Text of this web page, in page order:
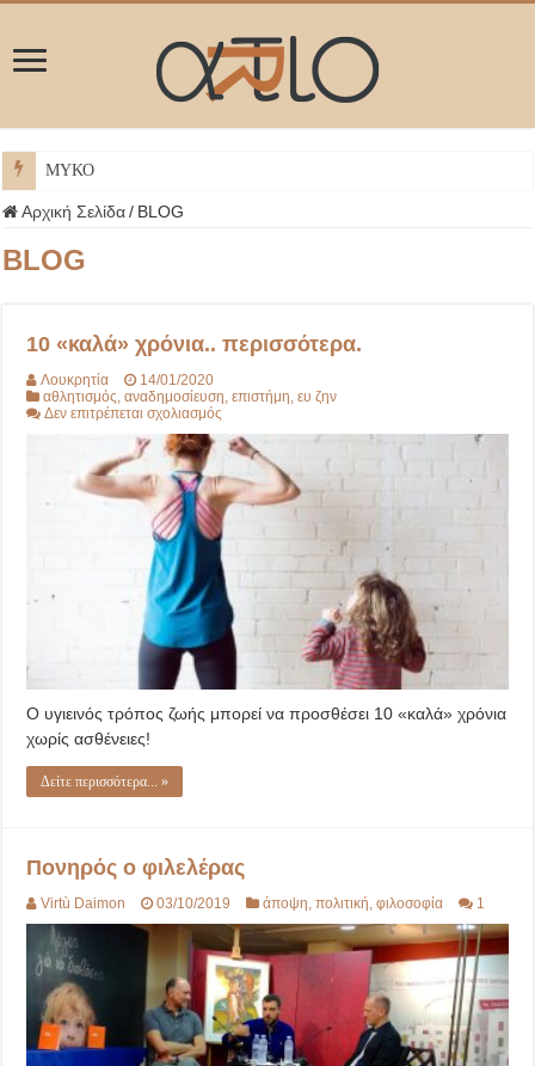
ΜΥΚΟΝΟΣ
Αρχική Σελίδα / BLOG
BLOG
10 «καλά» χρόνια.. περισσότερα.
Λουκρητία
14/01/2020
αθλητισμός ,αναδημοσίευση ,επιστήμη ,ευ ζην
Δεν επιτρέπεται σχολιασμός
«καλά»
χρόνια..
περισσότερα.
Ο υγιεινός τρόπος ζωής μπορεί να προσθέσει 10 «καλά» χρόνια
χωρίς ασθένειες!
Δείτε περισσότερα... »
Πονηρός ο φιλελέρας
Virtù Daimon 03/10/2019 άποψη,πολιτική,φιλοσοφία 1